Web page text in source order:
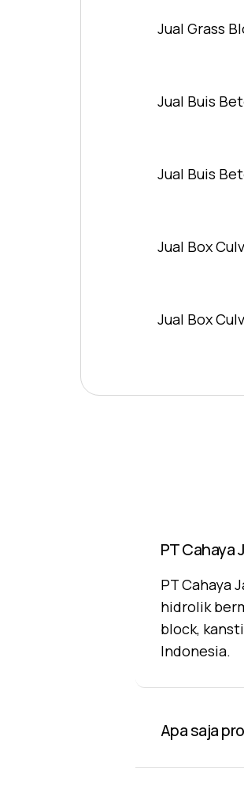
Jual Grass
Jual Buis
Jual Buis
Jual Box
Jual Box
PT Cahaya
PT Cahaya
hidrolik
block,
Indonesia.
Apa saja